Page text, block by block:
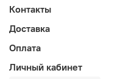
Контакты
Доставка
Оплата
Личный кабинет